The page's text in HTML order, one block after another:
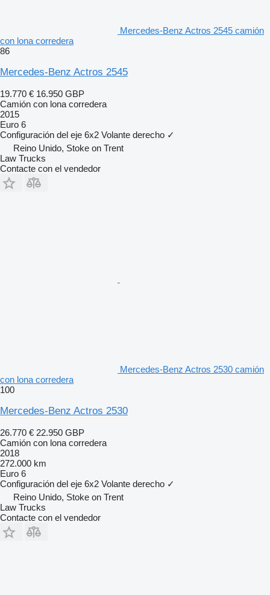
Mercedes-Benz Actros 2545 camión
con lona corredera
86
Mercedes-Benz Actros 2545
19.770 € 16.950 GBP
Camión con lona corredera
2015
Euro 6
Configuración del eje 6x2 Volante derecho ✓
Reino Unido, Stoke on Trent
Law Trucks
Contacte con el vendedor
Mercedes-Benz Actros 2530 camión
con lona corredera
100
Mercedes-Benz Actros 2530
26.770 € 22.950 GBP
Camión con lona corredera
2018
272.000 km
Euro 6
Configuración del eje 6x2 Volante derecho ✓
Reino Unido, Stoke on Trent
Law Trucks
Contacte con el vendedor